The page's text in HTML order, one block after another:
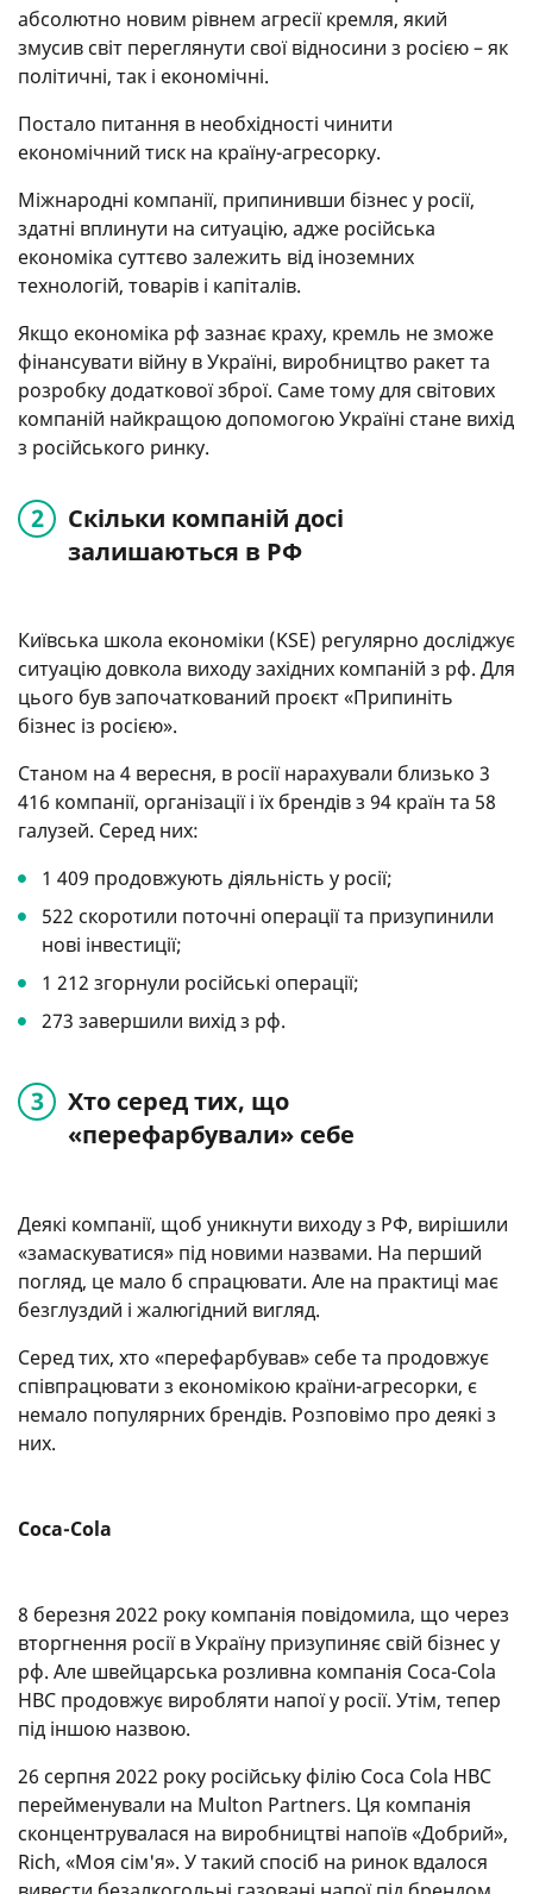
абсолютно новим рівнем агресії кремля, який
змусив світ переглянути свої відносини з росією – як
політичні, так і економічні.
Постало питання в необхідності чинити
економічний тиск на країну-агресорку.
Міжнародні компанії, припинивши бізнес у росії,
здатні вплинути на ситуацію, адже російська
економіка суттєво залежить від іноземних
технологій, товарів і капіталів.
Якщо економіка рф зазнає краху, кремль не зможе
фінансувати війну в Україні, виробництво ракет та
розробку додаткової зброї. Саме тому для світових
компаній найкращою допомогою Україні стане вихід
з російського ринку.
Скільки компаній досі
залишаються в РФ
Київська школа економіки (KSE) регулярно досліджує
ситуацію довкола виходу західних компаній з рф. Для
цього був започаткований проєкт «Припиніть
бізнес із росією».
Станом на 4 вересня, в росії нарахували близько 3
416 компанії, організації і їх брендів з 94 країн та 58
галузей. Серед них:
1 409 продовжують діяльність у росії;
522 скоротили поточні операції та призупинили
нові інвестиції;
1 212 згорнули російські операції;
273 завершили вихід з рф.
Хто серед тих, що
«перефарбували» себе
Деякі компанії, щоб уникнути виходу з РФ, вирішили
«замаскуватися» під новими назвами. На перший
погляд, це мало б спрацювати. Але на практиці має
безглуздий і жалюгідний вигляд.
Серед тих, хто «перефарбував» себе та продовжує
співпрацювати з економікою країни-агресорки, є
немало популярних брендів. Розповімо про деякі з
них.
Coca-Cola
8 березня 2022 року компанія повідомила, що через
вторгнення росії в Україну призупиняє свій бізнес у
рф. Але швейцарська розливна компанія Coca-Cola
HBC продовжує виробляти напої у росії. Утім, тепер
під іншою назвою.
26 серпня 2022 року російську філію Coca Cola HBC
перейменували на Multon Partners. Ця компанія
сконцентрувалася на виробництві напоїв «Добрий»,
Rich, «Моя сім'я». У такий спосіб на ринок вдалося